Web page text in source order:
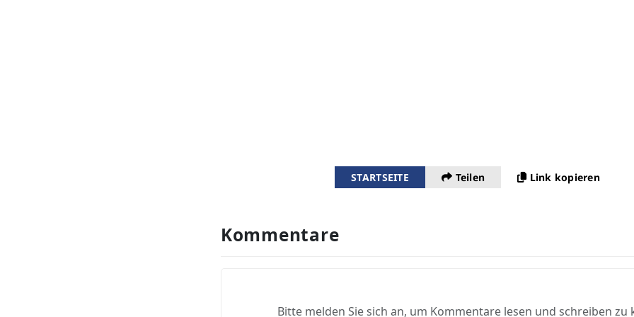
STARTSEITE Teilen Link kopieren
Kommentare
Bitte melden Sie sich an, um Kommentare lesen und schreiben zu